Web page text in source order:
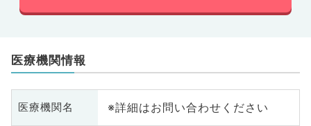
医療機関情報
医療機関名 ※詳細はお問い合わせください